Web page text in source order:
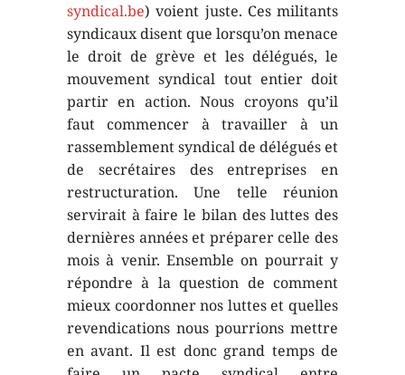
syndical.be) voient juste. Ces militants
syndicaux disent que lorsqu’on menace
le droit de grève et les délégués, le
mouvement syndical tout entier doit
partir en action. Nous croyons qu’il
faut commencer à travailler à un
rassemblement syndical de délégués et
de secrétaires des entreprises en
restructuration. Une telle réunion
servirait à faire le bilan des luttes des
dernières années et préparer celle des
mois à venir. Ensemble on pourrait y
répondre à la question de comment
mieux coordonner nos luttes et quelles
revendications nous pourrions mettre
en avant. Il est donc grand temps de